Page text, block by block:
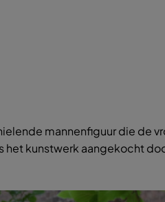
mannenfiguur die de
het kunstwerk aangekocht